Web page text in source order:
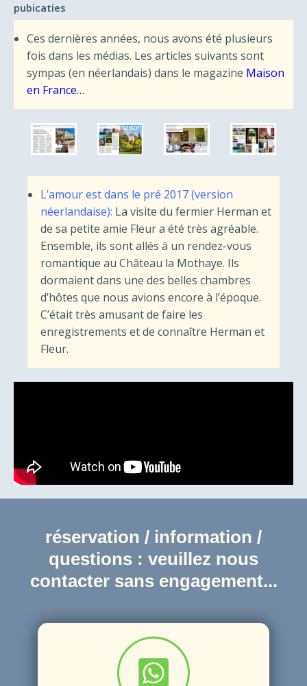
pubicaties
Ces dernières années, nous avons été plusieurs
fois dans les médias. Les articles suivants sont
sympas (en néerlandais) dans le magazine Maison
en France…
L’amour est dans le pré 2017 (version
néerlandaise): La visite du fermier Herman et
de sa petite amie Fleur a été très agréable.
Ensemble, ils sont allés à un rendez-vous
romantique au Château la Mothaye. Ils
dormaient dans une des belles chambres
d’hôtes que nous avions encore à l’époque.
C’était très amusant de faire les
enregistrements et de connaître Herman et
Fleur.
réservation / information /
questions : veuillez nous
contacter sans engagement...